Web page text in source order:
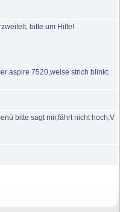
bitte um Hilfe!
aspire 7520,weise strich blinkt.
bitte sagt mir,fährt nicht hoch,V